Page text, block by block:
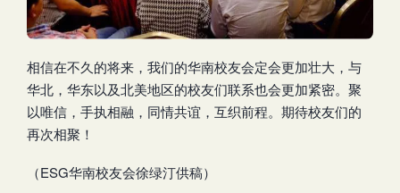
相信在不久的将来，我们的华南校友会定会更加壮大，与
华北，华东以及北美地区的校友们联系也会更加紧密。聚
以唯信，手执相融，同情共谊，互织前程。期待校友们的
再次相聚！
（ESG华南校友会徐绿汀供稿）